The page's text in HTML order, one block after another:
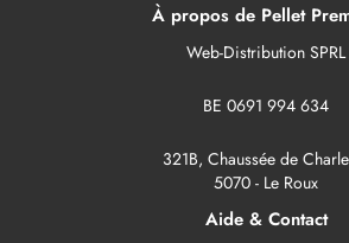
À propos de Pellet
Web-Distribution SPRL
BE 0691 994 634
321B, Chaussée de
5070 - Le Roux
Aide & Contact